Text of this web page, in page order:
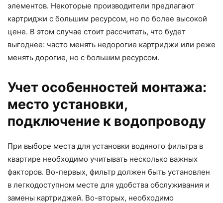
элементов. Некоторые производители предлагают
картриджи с большим ресурсом, но по более высокой
цене. В этом случае стоит рассчитать, что будет
выгоднее: часто менять недорогие картриджи или реже
менять дорогие, но с большим ресурсом.
Учет особенностей монтажа:
место установки,
подключение к водопроводу
При выборе места для установки водяного фильтра в
квартире необходимо учитывать несколько важных
факторов. Во-первых, фильтр должен быть установлен
в легкодоступном месте для удобства обслуживания и
замены картриджей. Во-вторых, необходимо